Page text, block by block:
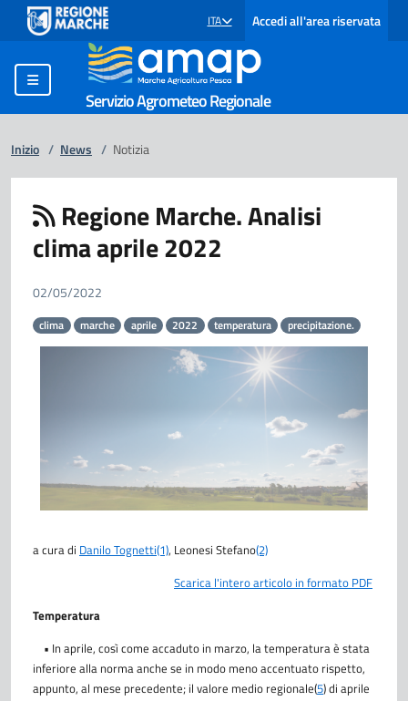
SELEZIONE LINGUA: LINGUA SELEZIONATA
ITA Accedi all'area riservata
Servizio Agrometeo Regionale
Inizio / News / Notizia
Regione Marche. Analisi
clima aprile 2022
02/05/2022
clima marche aprile 2022 temperatura precipitazione.
a cura di Danilo Tognetti(1), Leonesi Stefano(2)
Scarica l'intero articolo in formato PDF
Temperatura
• In aprile, così come accaduto in marzo, la temperatura è stata
inferiore alla norma anche se in modo meno accentuato rispetto,
appunto, al mese precedente; il valore medio regionale(5)di aprile